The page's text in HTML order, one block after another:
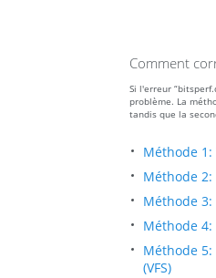
Comment
Si l'erreur
problème. La
tandis que la
Méthode
Méthode
Méthode
Méthode
Méthode
(VFS)